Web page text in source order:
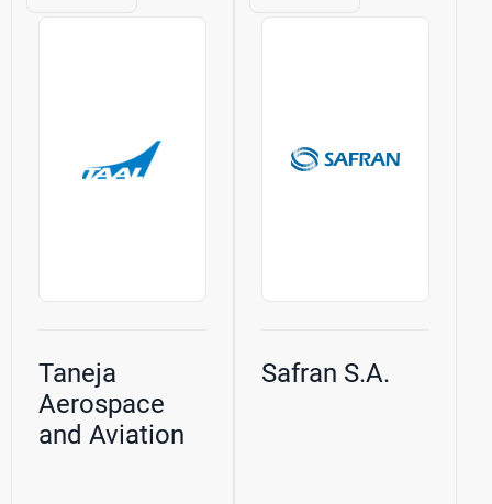
партнером в
Корпорация
осуществляет...
работающих в
Taneja
Aerospace
and Aviation
Safran S.A.